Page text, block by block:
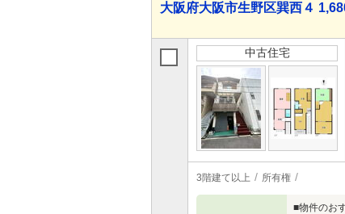
大阪府大阪市生野区巽西４
中古住宅
3階建て以上 所有権
■物件のお